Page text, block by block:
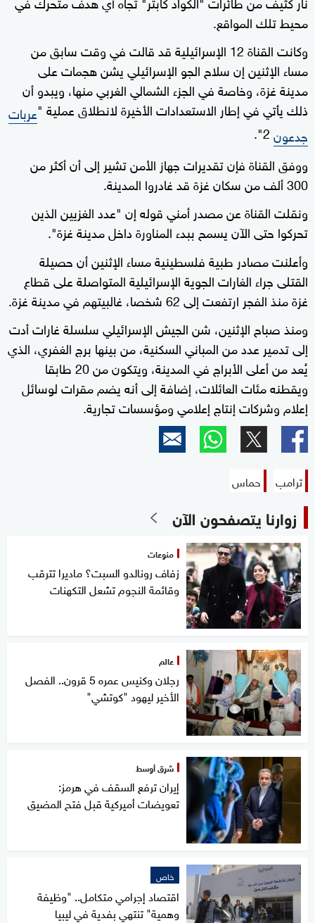
محيط تلك المواقع.
وكانت القناة 12 الإسرائيلية قد قالت في وقت سابق من
مساء الإثنين إن سلاح الجو الإسرائيلي يشن هجمات على
مدينة غزة، وخاصة في الجزء الشمالي الغربي منها، ويبدو أن
ذلك يأتي في إطار الاستعدادات الأخيرة لانطلاق عملية "عربات
جدعون
ووفق القناة فإن تقديرات جهاز الأمن تشير إلى أن أكثر من
300 ألف من سكان غزة قد غادروا المدينة.
ونقلت القناة عن مصدر أمني قوله إن "عدد الغزيين الذين
تحركوا حتى الآن يسمح ببدء المناورة داخل مدينة غزة".
وأعلنت مصادر طبية فلسطينية مساء الإثنين أن حصيلة
القتلى جراء الغارات الجوية الإسرائيلية المتواصلة على قطاع
غزة منذ الفجر ارتفعت إلى 62 شخصا، غالبيتهم في مدينة غزة.
ومنذ صباح الإثنين، شن الجيش الإسرائيلي سلسلة غارات أدت
إلى تدمير عدد من المباني السكنية، من بينها برج الغفري، الذي
يُعد من أعلى الأبراج في المدينة، ويتكون من 20 طابقا
ويقطنه مئات العائلات، إضافة إلى أنه يضم مقرات لوسائل
إعلام وشركات إنتاج إعلامي ومؤسسات تجارية.
ترامب حماس
زوارنا يتصفحون الآن
منوعات
زفاف رونالدو السبت؟ ماديرا تترقب
وقائمة النجوم تشعل التكهنات
عالم
رجلان وكنيس عمره 5 قرون.. الفصل
الأخير ليهود "كوتشي"
شرق أوسط
إيران ترفع السقف في هرمز:
تعويضات أميركية قبل فتح المضيق
خاص
اقتصاد إجرامي متكامل.. "وظيفة
وهمية" تنتهي بفدية في ليبيا